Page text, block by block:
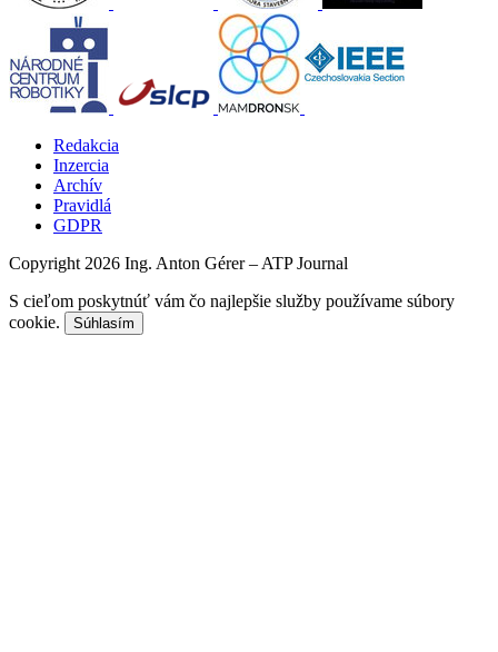
Redakcia
Inzercia
Archív
Pravidlá
GDPR
Copyright 2026 Ing. Anton Gérer – ATP Journal
S cieľom poskytnúť vám čo najlepšie služby používame súbory
cookie.
Súhlasím